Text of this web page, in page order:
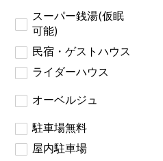
スーパー銭湯(仮眠
可能)
民宿・ゲストハウス
ライダーハウス
オーベルジュ
駐車場無料
屋内駐車場